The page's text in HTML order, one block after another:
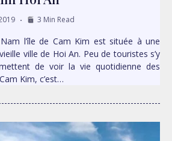
3 Min Read
l’île de Cam Kim est située à une
ville de Hoi An. Peu de touristes s’y
de voir la vie quotidienne des
Kim, c’est…